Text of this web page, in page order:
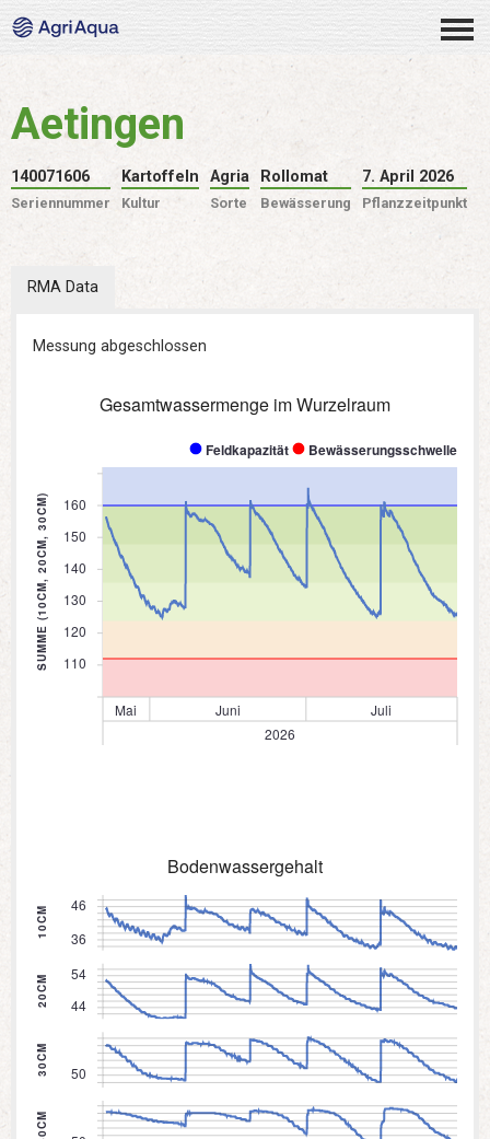
Aetingen
140071606
Seriennummer
Kartoffeln
Kultur
Agria
Sorte
Rollomat
Bewässerung
7. April 2026
Pflanzzeitpunkt
RMA Data
Messung abgeschlossen